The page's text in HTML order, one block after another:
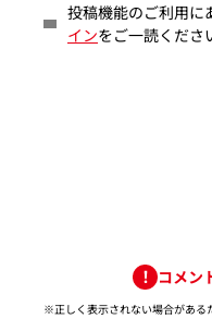
投稿機能のご利用に
インをご一読くださ
コメン
※正しく表示されない場合がある